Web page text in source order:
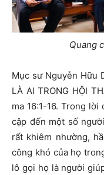
Quang
Mục sư Nguyễn Hữu
LÀ AI TRONG HỘI
ma 16:1-16. Trong
cập đến một số
rất khiêm nhường,
công khó của họ
lô gọi họ là người